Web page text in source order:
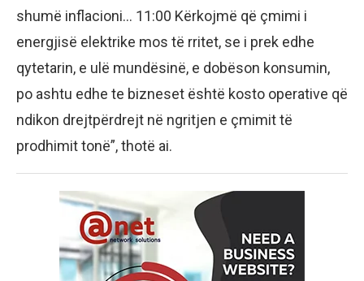
shumë inflacioni… 11:00 Kërkojmë që çmimi i
energjisë elektrike mos të rritet, se i prek edhe
qytetarin, e ulë mundësinë, e dobëson konsumin,
po ashtu edhe te bizneset është kosto operative që
ndikon drejtpërdrejt në ngritjen e çmimit të
prodhimit tonë”, thotë ai.